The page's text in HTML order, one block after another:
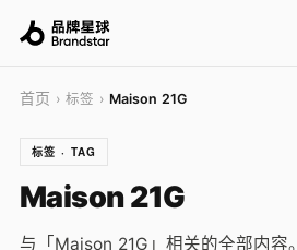
首页 › 标签 › Maison 21G
标签 · TAG
Maison 21G
与「Maison 21G」相关的全部内容。